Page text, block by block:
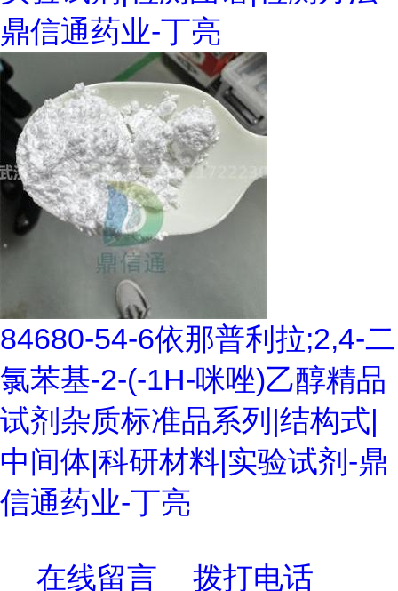
鼎信通药业-丁亮
84680-54-6依那普利拉;2,4-二
氯苯基-2-(-1H-咪唑)乙醇精品
试剂杂质标准品系列|结构式|
中间体|科研材料|实验试剂-鼎
信通药业-丁亮
在线留言 拨打电话